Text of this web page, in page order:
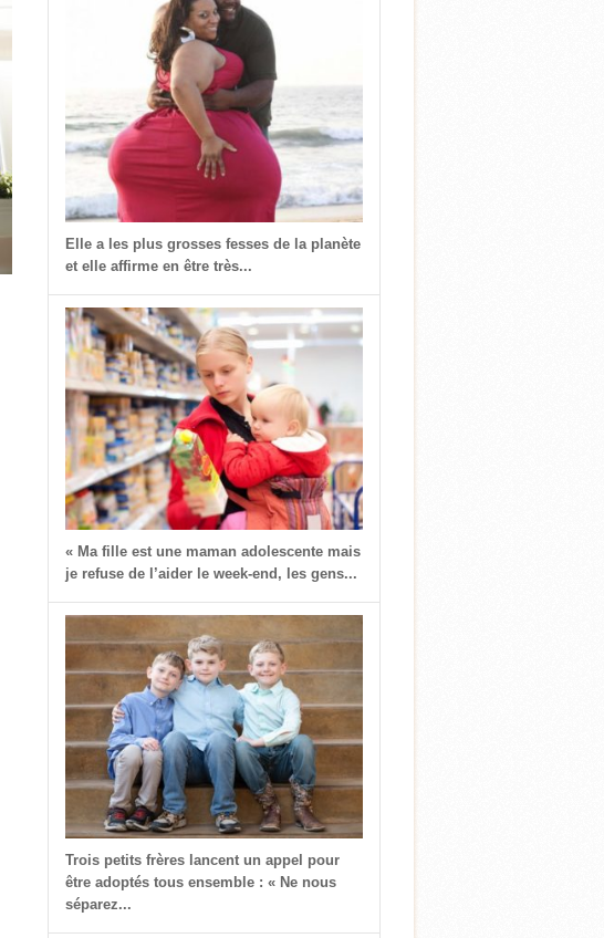
Elle a les plus grosses fesses de la planète
et elle affirme en être très...
« Ma fille est une maman adolescente mais
je refuse de l’aider le week-end, les gens...
Trois petits frères lancent un appel pour
être adoptés tous ensemble : « Ne nous
séparez...